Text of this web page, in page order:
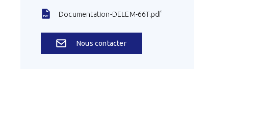
Documentation-DELEM-66T.pdf
Nous contacter